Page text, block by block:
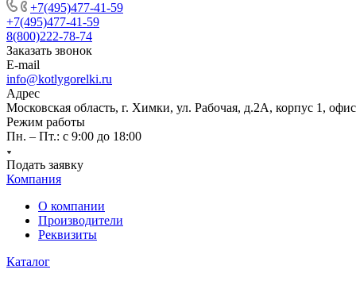
+7(495)477-41-59
+7(495)477-41-59
8(800)222-78-74
Заказать звонок
E-mail
info@kotlygorelki.ru
Адрес
Московская область, г. Химки, ул. Рабочая, д.2А, корпус 1,
Режим работы
Пн. – Пт.: с 9:00 до 18:00
Подать заявку
Компания
О компании
Производители
Реквизиты
Каталог